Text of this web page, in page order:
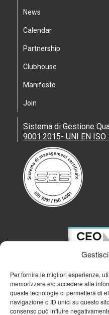
Per fornire le migliori esperienze,
memorizzare e/o accedere alle
queste tecnologie ci permetterà di
navigazione o ID unici su questo
consenso può influire
News
Calendar
Partnership
Clubhouse
Manifesto
Join
Sistema di Gestione
9001:2015- UNI EN ISO